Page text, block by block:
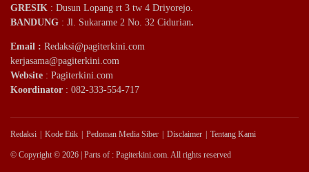
GRESIK : Dusun Lopang rt 3 tw 4 Driyorejo.
BANDUNG : Jl. Sukarame 2 No. 32 Cidurian.
Email : Redaksi@pagiterkini.com
kerjasama@pagiterkini.com
Website : Pagiterkini.com
Koordinator : 082-333-554-717
Redaksi Kode Etik Pedoman Media Siber Disclaimer Tentang Kami
© Copyright © 2026 | Parts of : Pagiterkini.com. All rights reserved